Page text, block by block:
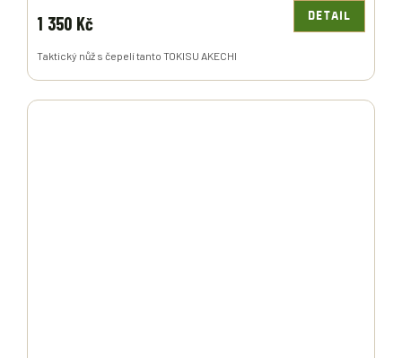
1 350 Kč DETAIL
Taktický nůž s čepelí tanto TOKISU AKECHI